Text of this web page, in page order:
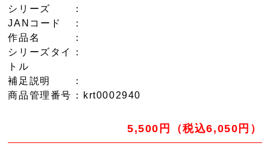
シリーズ
：
JANコード
：
作品名
：
シリーズタイ
トル
：
補足説明
：
商品管理番号 ：krt0002940
5,500円（税込6,050円）